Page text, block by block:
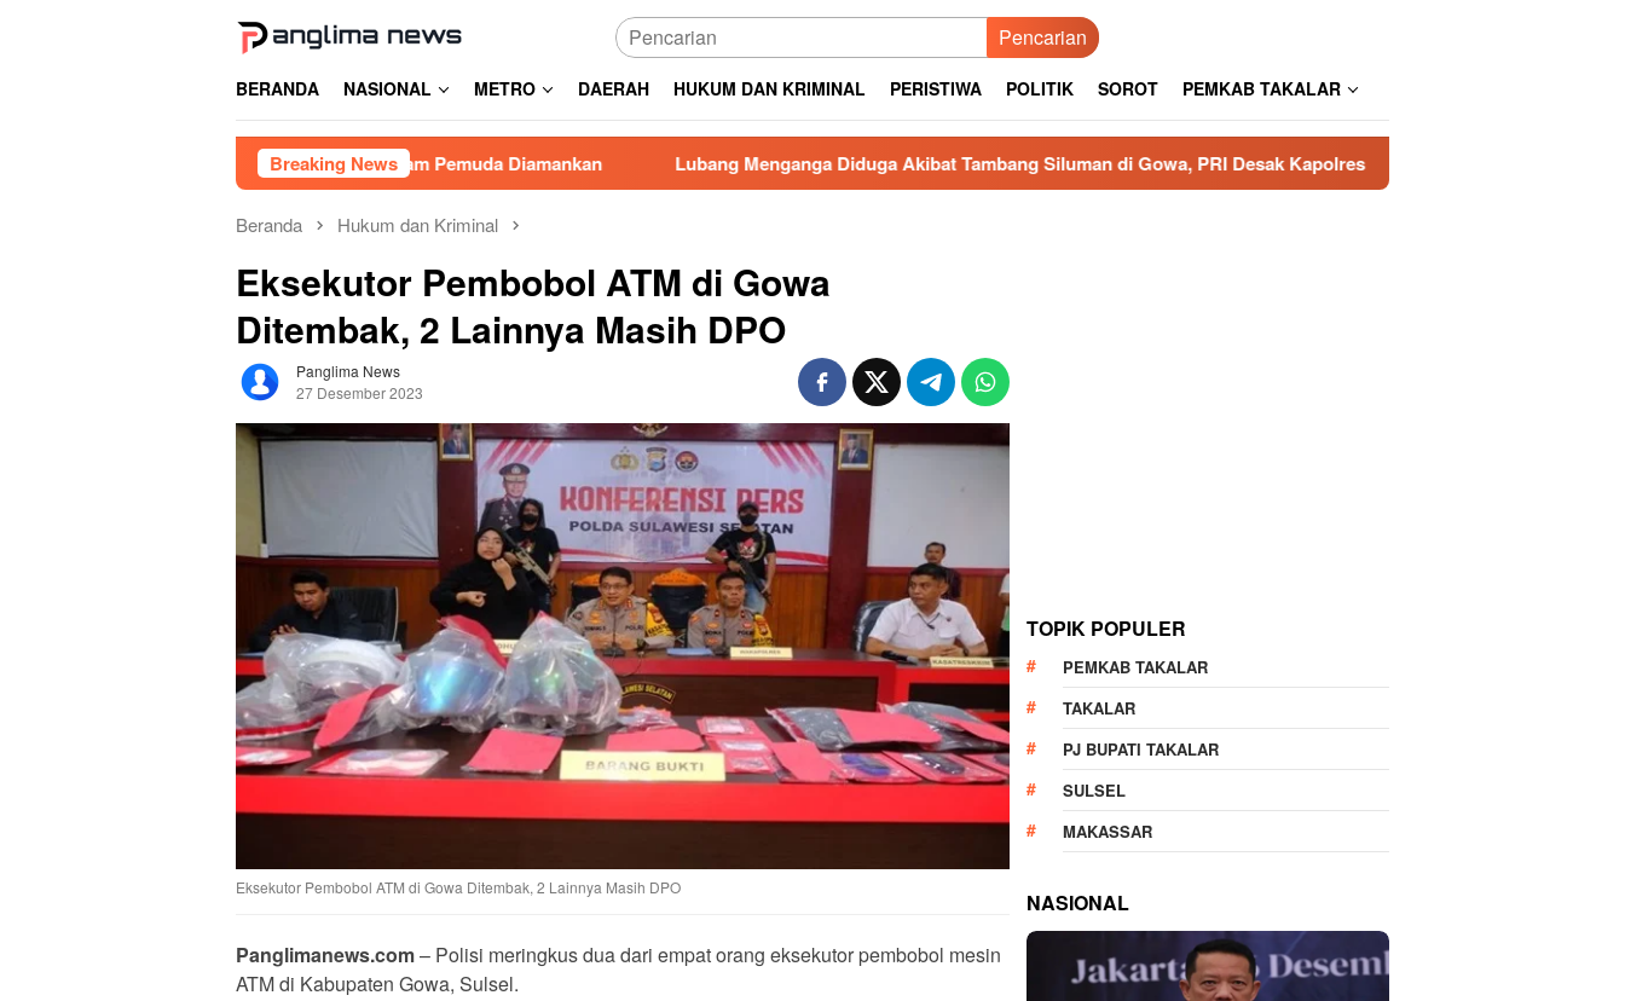
Pencarian
BERANDA NASIONAL METRO DAERAH HUKUM DAN KRIMINAL PERISTIWA POLITIK SOROT PEMKAB TAKALAR
Breaking News
Judi Balap Liar di Gowa, Enam Pemuda Diamankan Lubang Menganga Diduga Akibat Tambang Siluman di Gowa, PRI Desak Kapolres Usut Tuntas
Beranda Hukum dan Kriminal
Eksekutor Pembobol ATM di Gowa
Ditembak, 2 Lainnya Masih DPO
Panglima News
27 Desember 2023
Eksekutor Pembobol ATM di Gowa Ditembak, 2 Lainnya Masih DPO
Panglimanews.com– Polisi meringkus dua dari empat orang eksekutor pembobol mesin
ATM di Kabupaten Gowa, Sulsel.
TOPIK POPULER
PEMKAB TAKALAR
TAKALAR
PJ BUPATI TAKALAR
SULSEL
MAKASSAR
NASIONAL